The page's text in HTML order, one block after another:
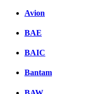
Avion
BAE
BAIC
Bantam